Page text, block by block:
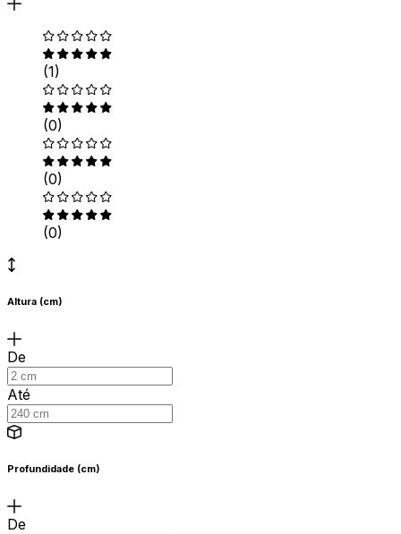
(1)
(0)
(0)
(0)
Altura (cm)
De
Até
Profundidade (cm)
De